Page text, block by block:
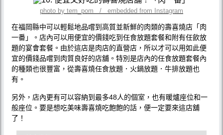
photo by tem_pom / embedded from Instagram
在福岡縣中可以輕鬆地品嚐到高質並新鮮的肉類的壽喜燒店「肉
一番」。店內可以用便宜的價錢吃到任食放題套餐和附有任飲放
題的宴會套餐。由於這店是肉店的直營店，所以才可以用如此便
宜的價錢品嚐到肉質良好的店舖。特別是店內的任食放題套餐內
的種類也很豐富，從壽喜燒任食放題．火鍋放題．牛排放題也
有。
另外，店內更有可以容納到最多48人的個室，也有暖爐座位和一
般座位。要是想吃美味壽喜燒吃飽飽的話，便一定要來這店舖
了！